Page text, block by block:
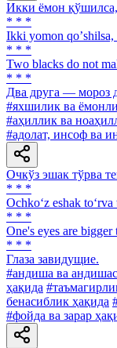
Икки ёмон
* * *
Ikki yomon qoʼshilsa,
* * *
Two blacks do not
* * *
Два друга — мороз
#яхшилик ва
#аҳиллик ва
#адолат, инсоф ва
Очкўз эшак тўрва
* * *
Ochko‘z eshak to‘rva
* * *
One's eyes are bigger
* * *
Глаза завидущие.
#андиша ва
ҳақида
бенасиблик ҳақида
#фойда ва зарар